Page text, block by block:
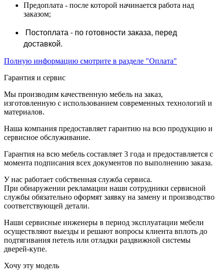
Предоплата - после которой начинается работа над
заказом;
Постоплата - по готовности заказа, перед
доставкой.
Полную информацию смотрите в разделе "Оплата"
Гарантия и сервис
Мы производим качественную мебель на заказ,
изготовленную с использованием современных технологий и
материалов.
Наша компания предоставляет гарантию на всю продукцию и
сервисное обслуживание.
Гарантия на всю мебель составляет 3 года и предоставляется с
момента подписания всех документов по выполнению заказа.
У нас работает собственная служба сервиса.
При обнаружении рекламации наши сотрудники сервисной
службы обязательно оформят заявку на замену и производство
соответствующей детали.
Наши сервисные инженеры в период эксплуатации мебели
осуществляют выезды и решают вопросы клиента вплоть до
подтягивания петель или отладки раздвижной системы
дверей-купе.
Хочу эту модель